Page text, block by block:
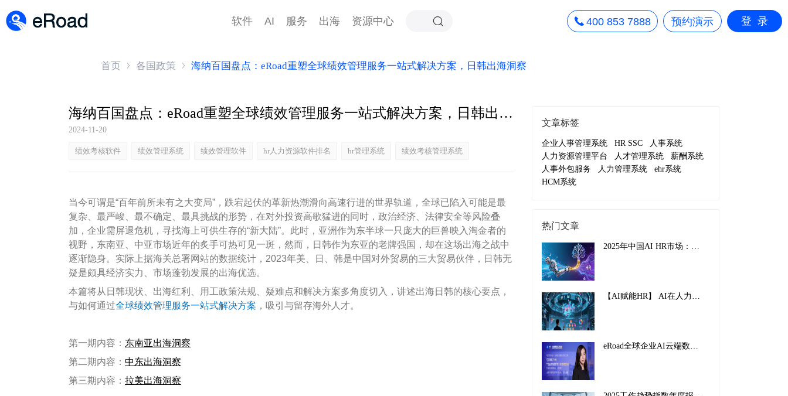
软件 AI 服务 出海 资源中心 400 853 7888 预约演示 登录
首页 各国政策 海纳百国盘点：eRoad重塑全球绩效管理服务一站式解决方案，日韩出海洞察
海纳百国盘点：eRoad重塑全球绩效管理服务一站式解决方案，日韩出海洞察
2024-11-20
绩效考核软件 绩效管理系统 绩效管理软件 hr人力资源软件排名 hr管理系统 绩效考核管理系统
当今可谓是“百年前所未有之大变局”，跌宕起伏的革新热潮滑向高速行进的世界轨道，全球已陷入可能是最
复杂、最严峻、最不确定、最具挑战的形势，在对外投资高歌猛进的同时，政治经济、法律安全等风险叠
加，企业需屏退危机，寻找海上可供生存的“新大陆”。此时，亚洲作为东半球一只庞大的巨兽映入淘金者的
视野，东南亚、中亚市场近年的炙手可热可见一斑，然而，日韩作为东亚的老牌强国，却在这场出海之战中
逐渐隐身。实际上据海关总署网站的数据统计，2023年美、日、韩是中国对外贸易的三大贸易伙伴，日韩无
疑是颇具经济实力、市场蓬勃发展的出海优选。
本篇将从日韩现状、出海红利、用工政策法规、疑难点和解决方案多角度切入，讲述出海日韩的核心要点，
与如何通过全球绩效管理服务一站式解决方案 ，吸引与留存海外人才。
第一期内容： 东南亚出海洞察
第二期内容： 中东出海洞察
第三期内容： 拉美出海洞察
文章标签
企业人事管理系统 HR SSC
人事系统
人力资源管理平台
人才管理系统
薪酬系统
人事外包服务
人力管理系统
ehr系统
HCM系统
热门文章